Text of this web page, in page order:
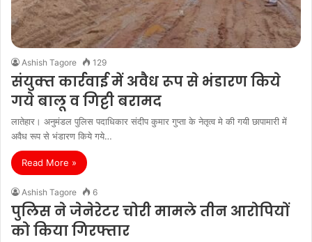
Ashish Tagore 129
संयुक्‍त कार्रवाई में अवैध रूप से भंडारण किये
गये बालू व गिट्टी बरामद
लातेहार। अनुमंडल पुलिस पदाधिकार संदीप कुमार गुप्‍ता के नेतृत्‍व मे की गयी छापामारी में
अवैध रूप से भंडारण किये गये…
Read More »
Ashish Tagore 6
पुलिस ने जेनेरेटर चोरी मामले तीन आरोपियों
को किया गिरफ्तार